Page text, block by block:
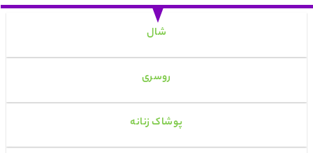
شال
روسری
پوشاک زنانه